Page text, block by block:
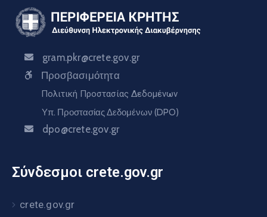
gram.pkr@crete.gov.gr
Προσβασιμότητα
Πολιτική Προστασίας Δεδομένων
Υπ. Προστασίας Δεδομένων (DPO)
dpo@crete.gov.gr
Σύνδεσμοι crete.gov.gr
crete.gov.gr